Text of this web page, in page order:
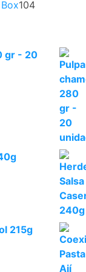
104104
gr - 20
215g